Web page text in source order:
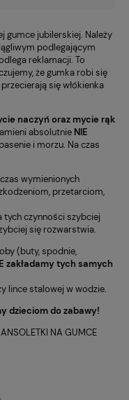
gumce jubilerskiej. Należy
podlegającym
reklamacji. To
że gumka robi się
się włókienka
naczyń oraz mycie rąk
absolutnie NIE
i morzu. Na czas
wymienionych
przetarciom,
czynności szybciej
się rozwarstwia.
(buty, spodnie,
zakładamy tych samych
lince stalowej w wodzie.
dzieciom do zabawy!
NA GUMCE